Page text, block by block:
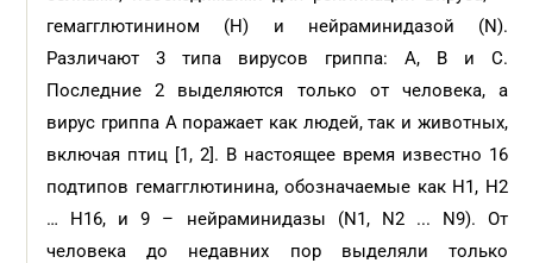
гемагглютинином (Н) и нейраминидазой (N).
Различают 3 типа вирусов гриппа: А, В и С.
Последние 2 выделяются только от человека, а
вирус гриппа А поражает как людей, так и животных,
включая птиц [1, 2]. В настоящее время известно 16
подтипов гемагглютинина, обозначаемые как H1, H2
… H16, и 9 – нейраминидазы (N1, N2 ... N9). От
человека до недавних пор выделяли только